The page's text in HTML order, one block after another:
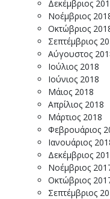
Δεκέμβριος
Νοέμβριος
Οκτώβριος
Σεπτέμβριος
Αύγουστος
Ιούλιος 2018
Ιούνιος 2018
Μάιος 2018
Απρίλιος 2018
Μάρτιος 2018
Φεβρουάριος
Ιανουάριος
Δεκέμβριος
Νοέμβριος
Οκτώβριος
Σεπτέμβριος